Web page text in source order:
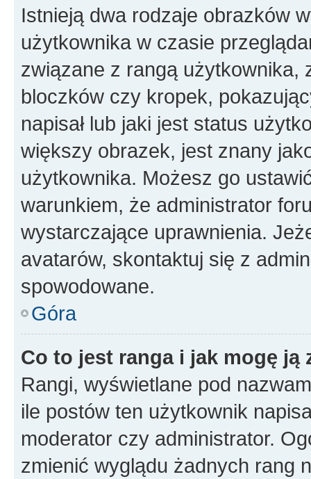
Istnieją dwa rodzaje obrazków
użytkownika w czasie
związane z rangą użytkownika,
bloczków czy kropek,
napisał lub jaki jest status
większy obrazek, jest znany
użytkownika. Możesz go
warunkiem, że administrator
wystarczające uprawnienia.
avatarów, skontaktuj się z
spowodowane.
Góra
Co to jest ranga i jak mogę ją
Rangi, wyświetlane pod
ile postów ten użytkownik
moderator czy administrator.
zmienić wyglądu żadnych rang